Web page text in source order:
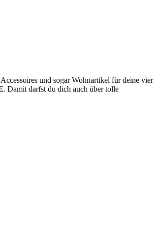
und sogar Wohnartikel für deine vier
. Damit darfst du dich auch über tolle